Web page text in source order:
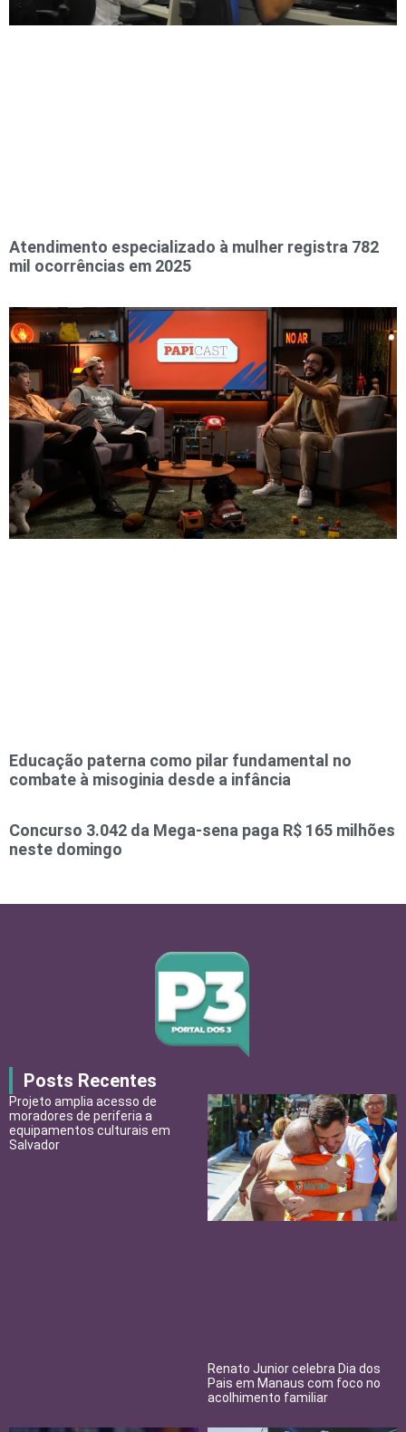
Atendimento especializado à mulher registra 782
mil ocorrências em 2025
Educação paterna como pilar fundamental no
combate à misoginia desde a infância
Concurso 3.042 da Mega-sena paga R$ 165 milhões
neste domingo
Posts Recentes
Projeto amplia acesso de
moradores de periferia a
equipamentos culturais em
Salvador
Renato Junior celebra Dia dos
Pais em Manaus com foco no
acolhimento familiar